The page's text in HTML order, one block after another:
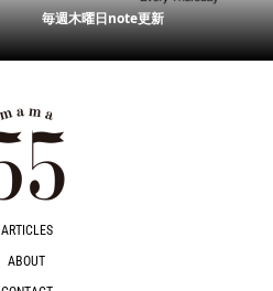
毎週木曜日note更新
ARTICLES
ABOUT